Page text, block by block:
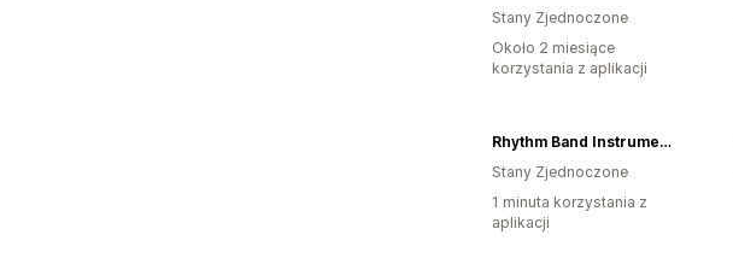
Stany Zjednoczone
Około 2 miesiące
korzystania z aplikacji
Rhythm Band Instruments
Stany Zjednoczone
1 minuta korzystania z
aplikacji